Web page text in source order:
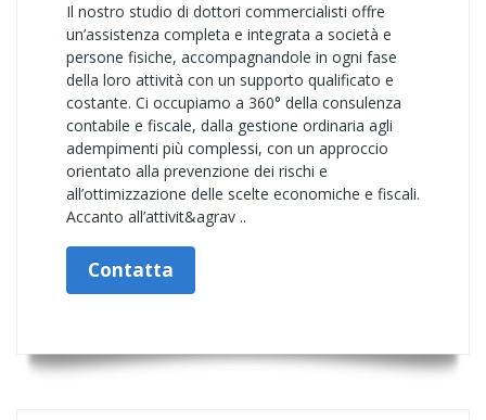
Il nostro studio di dottori commercialisti offre
un’assistenza completa e integrata a società e
persone fisiche, accompagnandole in ogni fase
della loro attività con un supporto qualificato e
costante. Ci occupiamo a 360° della consulenza
contabile e fiscale, dalla gestione ordinaria agli
adempimenti più complessi, con un approccio
orientato alla prevenzione dei rischi e
all’ottimizzazione delle scelte economiche e fiscali.
Accanto all’attivit&agrav ..
Contatta